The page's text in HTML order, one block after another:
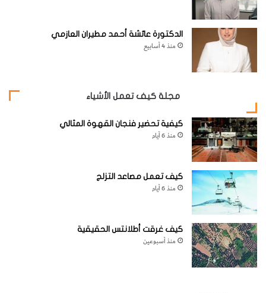
الدكتورة عائشة أحمد مطيران العازمي
منذ 4 أسابيع
مجلة كيف تعمل الأشياء
كيفية تحضير فنجان القهوة المثالي
منذ 6 أيام
كيف تعمل مصاعد التزلج
منذ 6 أيام
كيف غرقت أطلانتس الحقيقية
منذ أسبوعين